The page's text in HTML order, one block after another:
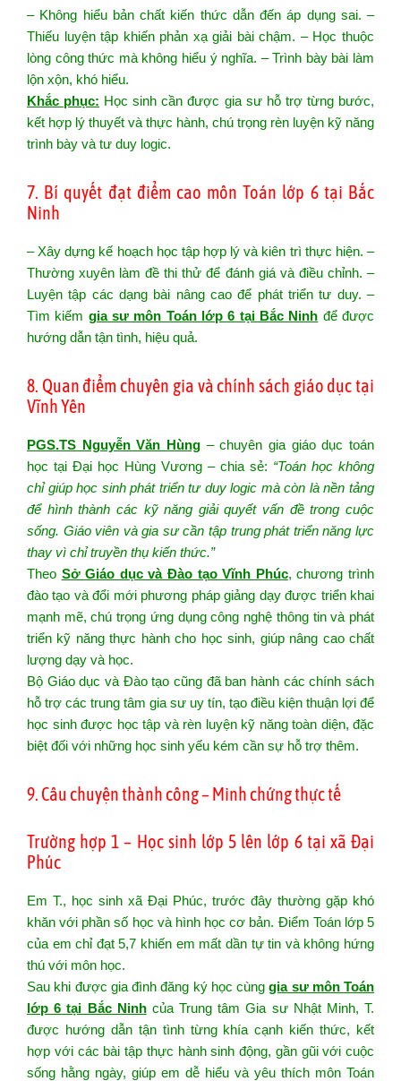
– Không hiểu bản chất kiến thức dẫn đến áp dụng sai. –
Thiếu luyện tập khiến phản xạ giải bài chậm. – Học thuộc
lòng công thức mà không hiểu ý nghĩa. – Trình bày bài làm
lộn xộn, khó hiểu.
Khắc phục: Học sinh cần được gia sư hỗ trợ từng bước,
kết hợp lý thuyết và thực hành, chú trọng rèn luyện kỹ năng
trình bày và tư duy logic.
7. Bí quyết đạt điểm cao môn Toán lớp 6 tại Bắc
Ninh
– Xây dựng kế hoạch học tập hợp lý và kiên trì thực hiện. –
Thường xuyên làm đề thi thử để đánh giá và điều chỉnh. –
Luyện tập các dạng bài nâng cao để phát triển tư duy. –
Tìm kiếm gia sư môn Toán lớp 6 tại Bắc Ninh để được
hướng dẫn tận tình, hiệu quả.
8. Quan điểm chuyên gia và chính sách giáo dục tại
Vĩnh Yên
PGS.TS Nguyễn Văn Hùng – chuyên gia giáo dục toán
học tại Đại học Hùng Vương – chia sẻ: “Toán học không
chỉ giúp học sinh phát triển tư duy logic mà còn là nền tảng
để hình thành các kỹ năng giải quyết vấn đề trong cuộc
sống. Giáo viên và gia sư cần tập trung phát triển năng lực
thay vì chỉ truyền thụ kiến thức.”
Theo Sở Giáo dục và Đào tạo Vĩnh Phúc, chương trình
đào tạo và đổi mới phương pháp giảng dạy được triển khai
mạnh mẽ, chú trọng ứng dụng công nghệ thông tin và phát
triển kỹ năng thực hành cho học sinh, giúp nâng cao chất
lượng dạy và học.
Bộ Giáo dục và Đào tạo cũng đã ban hành các chính sách
hỗ trợ các trung tâm gia sư uy tín, tạo điều kiện thuận lợi để
học sinh được học tập và rèn luyện kỹ năng toàn diện, đặc
biệt đối với những học sinh yếu kém cần sự hỗ trợ thêm.
9. Câu chuyện thành công – Minh chứng thực tế
Trường hợp 1 – Học sinh lớp 5 lên lớp 6 tại xã Đại
Phúc
Em T., học sinh xã Đại Phúc, trước đây thường gặp khó
khăn với phần số học và hình học cơ bản. Điểm Toán lớp 5
của em chỉ đạt 5,7 khiến em mất dần tự tin và không hứng
thú với môn học.
Sau khi được gia đình đăng ký học cùnggia sư môn Toán
lớp 6 tại Bắc Ninhcủa Trung tâm Gia sư Nhật Minh, T.
được hướng dẫn tận tình từng khía cạnh kiến thức, kết
hợp với các bài tập thực hành sinh động, gần gũi với cuộc
sống hằng ngày, giúp em dễ hiểu và yêu thích môn Toán